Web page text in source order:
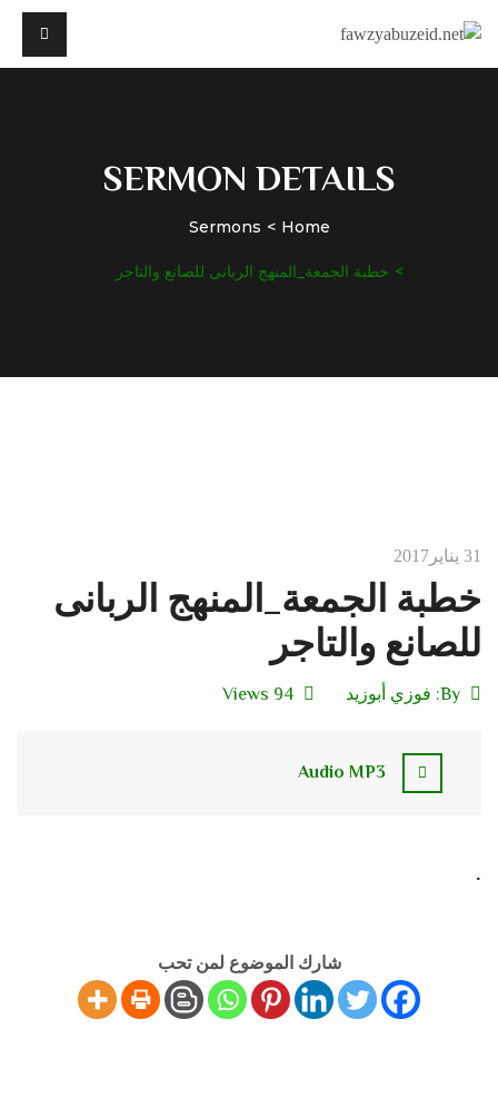
SERMON DETAILS
Home
Sermons
خطبة الجمعة_المنهج الربانى للصانع والتاجر
31 يناير2017
خطبة الجمعة_المنهج الربانى
للصانع والتاجر
By: فوزي أبوزيد 94 Views
Audio MP3
.
شارك الموضوع لمن تحب